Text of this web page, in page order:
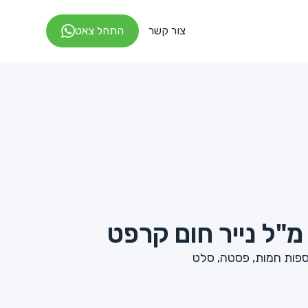
צור קשר התחל צאט